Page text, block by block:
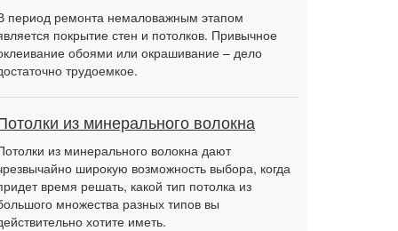
период ремонта немаловажным этапом
покрытие стен и потолков. Привычное
обоями или окрашивание – дело
трудоемкое.
из минерального волокна
из минерального волокна дают
широкую возможность выбора, когда
время решать, какой тип потолка из
множества разных типов вы
хотите иметь.